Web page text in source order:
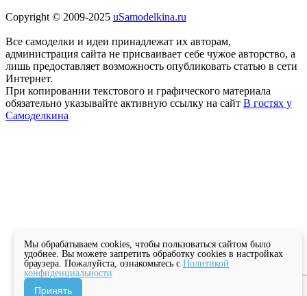
Copyright © 2009-2025 uSamodelkina.ru
Все самоделки и идеи принадлежат их авторам,
администрация сайта не присваивает себе чужое авторство, а
лишь предоставляет возможность опубликовать статью в сети
Интернет.
При копировании текстового и графического материала
обязательно указывайте активную ссылку на сайт В гостях у
Самоделкина
Мы обрабатываем cookies, чтобы пользоваться сайтом было
удобнее. Вы можете запретить обработку cookies в настройках
браузера. Пожалуйста, ознакомьтесь с Политикой
конфиденциальности
Принять